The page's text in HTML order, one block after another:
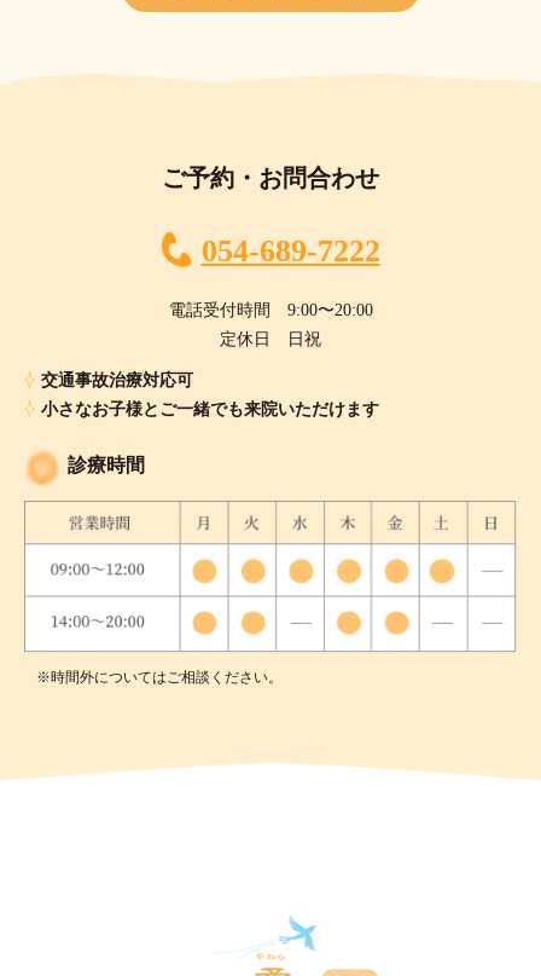
ご予約・お問合わせ
054-689-7222
電話受付時間 9:00〜20:00
定休日 日祝
交通事故治療対応可
小さなお子様とご一緒でも来院いただけます
診療時間
※時間外についてはご相談ください。